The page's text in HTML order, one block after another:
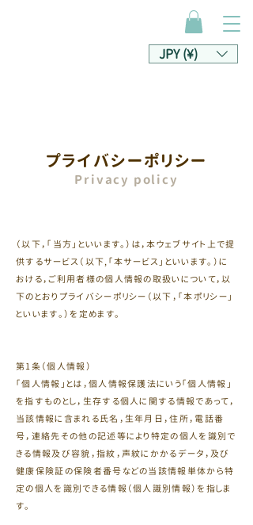
JPY (¥)
プライバシーポリシー
Privacy policy
（以下，「当方」といいます。）は，本ウェブサイト上で提
供するサービス（以下,「本サービス」といいます。）に
おける，ご利用者様の個人情報の取扱いについて，以
下のとおりプライバシーポリシー（以下，「本ポリシー」
といいます。）を定めます。
第1条（個人情報）
「個人情報」とは，個人情報保護法にいう「個人情報」
を指すものとし，生存する個人に関する情報であって，
当該情報に含まれる氏名，生年月日，住所，電話番
号，連絡先その他の記述等により特定の個人を識別で
きる情報及び容貌，指紋，声紋にかかるデータ，及び
健康保険証の保険者番号などの当該情報単体から特
定の個人を識別できる情報（個人識別情報）を指しま
す。